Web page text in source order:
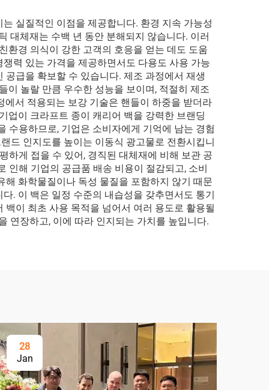
실질적인 이점을 제공합니다. 환경 지속 가능성
대체재는 수백 년 동안 분해되지 않습니다. 이러
환경 의식이 강한 고객의 호응을 얻는 데도 도움
력 있는 가격을 제공하면서도 다용도 사용 가능
급을 확보할 수 있습니다. 제조 과정에서 재생
이 놀랄 만큼 우수한 성능을 보이며, 적절히 제조
서 적용되는 보강 기술은 핸들이 하중을 받더라
업이 크라프트 종이 캐리어 백을 강력한 브랜딩
수용하므로, 기업은 소비자에게 기억에 남는 경험
드 인지도를 높이는 이동식 광고물로 전환시킵니
하게 접을 수 있어, 경직된 대체재에 비해 보관 공
인해 기업의 공급품 배송 비용이 절감되고, 소비
화학물질이나 독성 물질을 포함하지 않기 때문
. 이 백은 일정 수준의 내습성을 갖추면서도 통기
이 최초 사용 목적을 넘어서 여러 용도로 활용될
연장하고, 이에 따라 인지되는 가치를 높입니다.
28
Jan